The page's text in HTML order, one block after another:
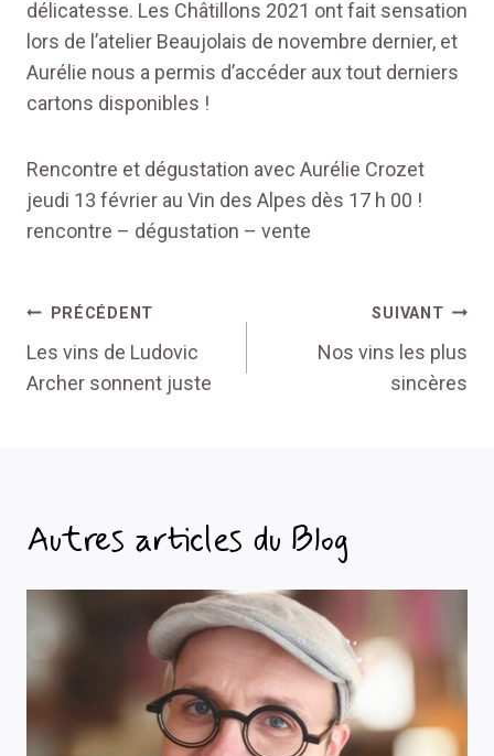
délicatesse. Les Châtillons 2021 ont fait sensation
lors de l’atelier Beaujolais de novembre dernier, et
Aurélie nous a permis d’accéder aux tout derniers
cartons disponibles !
Rencontre et dégustation avec Aurélie Crozet
jeudi 13 février au Vin des Alpes dès 17 h 00 !
rencontre – dégustation – vente
Navigation
de
PRÉCÉDENT
Les vins de Ludovic
Archer sonnent juste
SUIVANT
Nos vins les plus
sincères
Autres articles du Blog